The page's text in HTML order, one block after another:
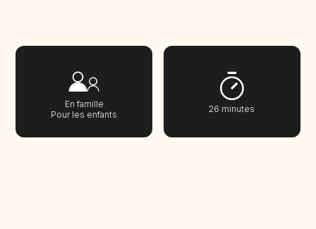
En famille
Pour les enfants
26 minutes